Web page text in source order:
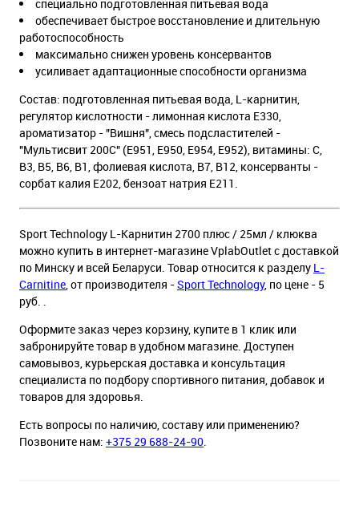
специально подготовленная питьевая вода
обеспечивает быстрое восстановление и длительную
работоспособность
максимально снижен уровень консервантов
усиливает адаптационные способности организма
Состав: подготовленная питьевая вода, L-карнитин,
регулятор кислотности - лимонная кислота Е330,
ароматизатор - "Вишня", смесь подсластителей -
"Мультисвит 200С" (Е951, Е950, Е954, Е952), витамины: С,
В3, В5, В6, В1, фолиевая кислота, В7, В12, консерванты -
сорбат калия Е202, бензоат натрия Е211.
Sport Technology L-Карнитин 2700 плюс / 25мл / клюква
можно купить в интернет-магазине VplabOutlet с доставкой
по Минску и всей Беларуси. Товар относится к разделу L-
Carnitine, от производителя -Sport Technology, по цене - 5
руб. .
Оформите заказ через корзину, купите в 1 клик или
забронируйте товар в удобном магазине. Доступен
самовывоз, курьерская доставка и консультация
специалиста по подбору спортивного питания, добавок и
товаров для здоровья.
Есть вопросы по наличию, составу или применению?
Позвоните нам: +375 29 688-24-90.